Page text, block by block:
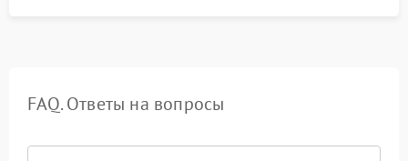
FAQ. Ответы на вопросы